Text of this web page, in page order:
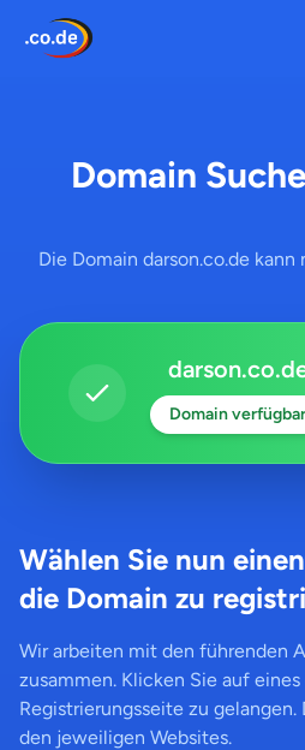
Domain
Die Domain darson.co.de
Domain verfügbar
Wählen Sie nun
die Domain zu
Wir arbeiten mit den führenden
zusammen. Klicken Sie auf
Registrierungsseite zu
den jeweiligen Websites.